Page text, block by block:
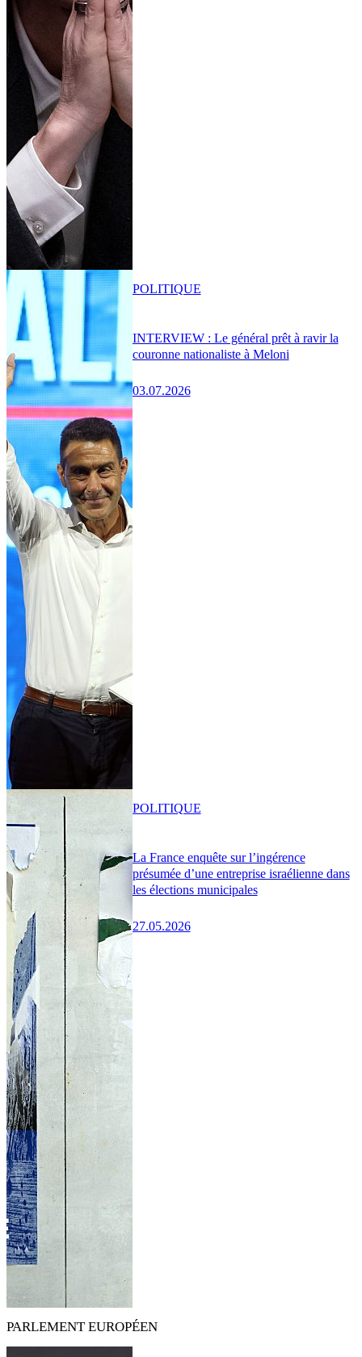
INTERVIEW : Le général prêt à ravir la
couronne nationaliste à Meloni
03.07.2026
POLITIQUE
La France enquête sur l’ingérence
présumée d’une entreprise israélienne dans
les élections municipales
27.05.2026
POLITIQUE
PARLEMENT EUROPÉEN